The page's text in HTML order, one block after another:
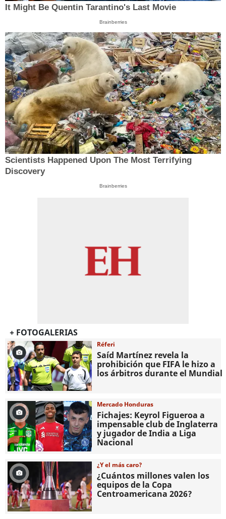
It Might Be Quentin Tarantino's Last Movie
Brainberries
Scientists Happened Upon The Most Terrifying
Discovery
Brainberries
+ FOTOGALERIAS
Réferi
Saíd Martínez revela la
prohibición que FIFA le hizo a
los árbitros durante el Mundial
Mercado Honduras
Fichajes: Keyrol Figueroa a
impensable club de Inglaterra
y jugador de India a Liga
Nacional
¿Y el más caro?
¿Cuántos millones valen los
equipos de la Copa
Centroamericana 2026?